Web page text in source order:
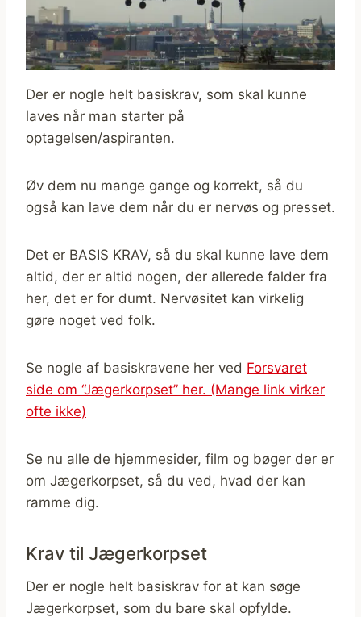
Der er nogle helt basiskrav, som skal kunne
laves når man starter på
optagelsen/aspiranten.
Øv dem nu mange gange og korrekt, så du
også kan lave dem når du er nervøs og presset.
Det er BASIS KRAV, så du skal kunne lave dem
altid, der er altid nogen, der allerede falder fra
her, det er for dumt. Nervøsitet kan virkelig
gøre noget ved folk.
Se nogle af basiskravene her ved Forsvaret
side om “Jægerkorpset” her. (Mange link virker
ofte ikke)
Se nu alle de hjemmesider, film og bøger der er
om Jægerkorpset, så du ved, hvad der kan
ramme dig.
Krav til Jægerkorpset
Der er nogle helt basiskrav for at kan søge
Jægerkorpset, som du bare skal opfylde.